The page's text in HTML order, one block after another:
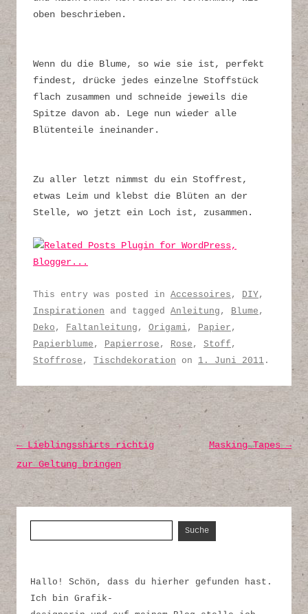
oben beschrieben.
Wenn du die Blume, so wie sie ist, perfekt
findest, drücke jedes einzelne Stoffstück
flach zusammen und schneide jeweils die
Spitze davon ab. Lege nun wieder alle
Blütenteile ineinander.
Zu aller letzt nimmst du ein Stoffrest,
etwas Leim und klebst die Blüten an der
Stelle, wo jetzt ein Loch ist, zusammen.
This entry was posted in Accessoires , DIY,
Inspirationen and tagged Anleitung , Blume ,
Deko , Faltanleitung , Origami , Papier ,
Papierblume , Papierrose , Rose , Stoff ,
Stoffrose , Tischdekoration on 1. Juni 2011 .
Post navigation
←Lieblingsshirts richtig
zur Geltung bringen
Masking Tapes →
Hallo! Schön, dass du hierher gefunden hast.
Ich bin Grafik-